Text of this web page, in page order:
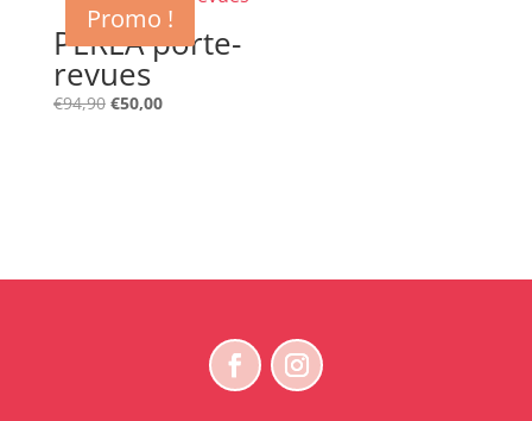
Promo !
PERLA porte-
revues
€94,90 Le
€50,00Le